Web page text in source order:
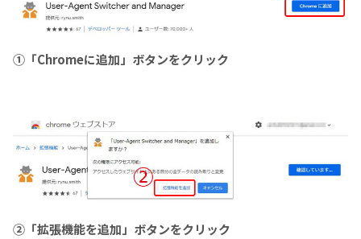
①「Chromeに追加」ボタンをクリック
②「拡張機能を追加」ボタンをクリック